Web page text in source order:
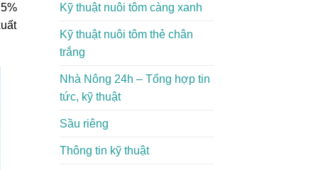
Kỹ thuật nuôi tôm càng xanh
Kỹ thuật nuôi tôm thẻ chân
trắng
Nhà Nông 24h – Tổng hợp tin
tức, kỹ thuật
Sầu riêng
Thông tin kỹ thuật